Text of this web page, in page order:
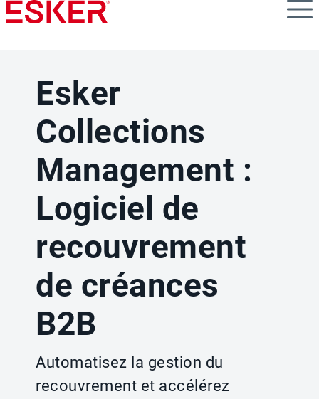
Skip
to
Esker
Collections
Management :
Logiciel de
recouvrement
de créances
B2B
Automatisez la gestion du
recouvrement et accélérez